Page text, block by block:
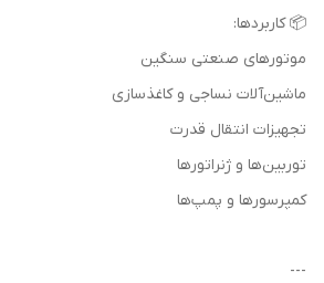
📦 کاربردها:
موتورهای صنعتی سنگین
ماشین‌آلات نساجی و کاغذسازی
تجهیزات انتقال قدرت
توربین‌ها و ژنراتورها
کمپرسورها و پمپ‌ها
---